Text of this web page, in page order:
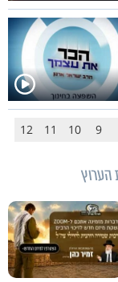
9
10
11
12
הערוץ